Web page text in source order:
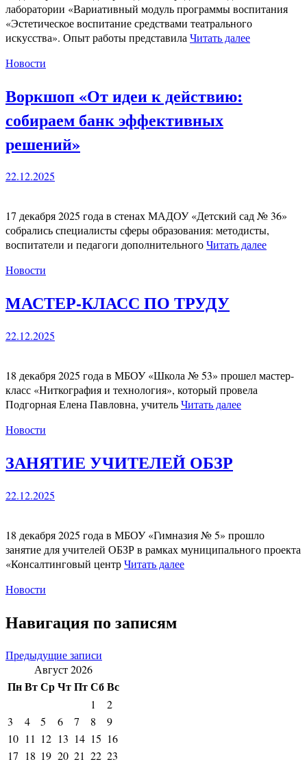
лаборатории «Вариативный модуль программы воспитания
«Эстетическое воспитание средствами театрального
искусства». Опыт работы представила Читать далее
Новости
Воркшоп «От идеи к действию:
собираем банк эффективных
решений»
22.12.2025
17 декабря 2025 года в стенах МАДОУ «Детский сад № 36»
собрались специалисты сферы образования: методисты,
воспитатели и педагоги дополнительногоЧитать далее
Новости
МАСТЕР-КЛАСС ПО ТРУДУ
22.12.2025
18 декабря 2025 года в МБОУ «Школа № 53» прошел мастер-
класс «Ниткография и технология», который провела
Подгорная Елена Павловна, учительЧитать далее
Новости
ЗАНЯТИЕ УЧИТЕЛЕЙ ОБЗР
22.12.2025
18 декабря 2025 года в МБОУ «Гимназия № 5» прошло
занятие для учителей ОБЗР в рамках муниципального проекта
«Консалтинговый центрЧитать далее
Новости
Навигация по записям
Предыдущие записи
Август 2026
ПнВтСрЧтПтСбВс
1
2
3
4 5 6 7 8
9
10 11 12 13 14 15 16
17 18 19 20 21 22 23